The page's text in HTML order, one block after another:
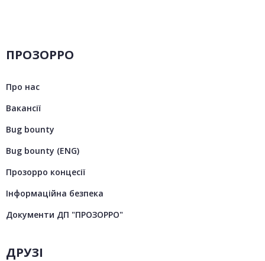
ПРОЗОРРО
Про нас
Вакансії
Bug bounty
Bug bounty (ENG)
Прозорро концесії
Інформаційна безпека
Документи ДП "ПРОЗОРРО"
ДРУЗІ